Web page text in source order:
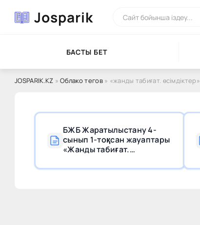
Josparik
БАСТЫ БЕТ
JOSPARIK.KZ »Облако тегов» «жанды табиғат. өсімдіктер»
БЖБ Жаратылыстану 4-
сынып 1-тоқсан жауаптары
«Жанды табиғат.